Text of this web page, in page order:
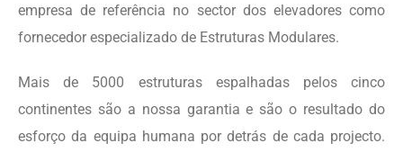
empresa de referência no sector dos elevadores como
fornecedor especializado de Estruturas Modulares.
Mais de 5000 estruturas espalhadas pelos cinco
continentes são a nossa garantia e são o resultado do
esforço da equipa humana por detrás de cada projecto.